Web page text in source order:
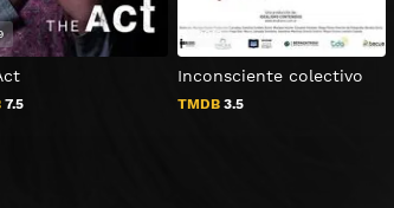
7.5
Inconsciente colectivo
TMDB3.5
2013